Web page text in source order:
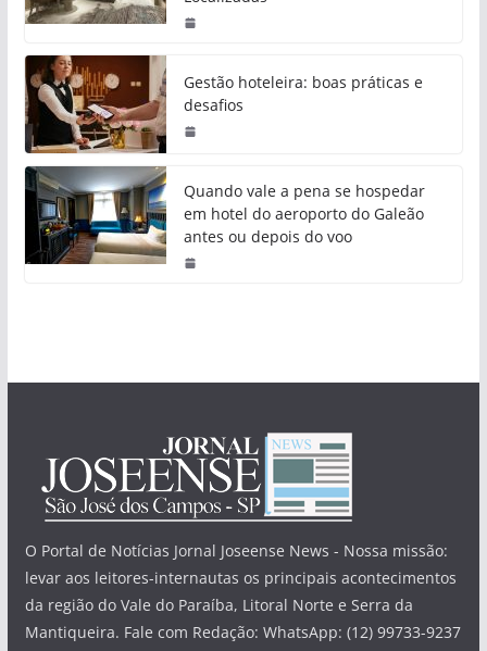
Gestão hoteleira: boas práticas e
desafios
Quando vale a pena se hospedar
em hotel do aeroporto do Galeão
antes ou depois do voo
O Portal de Notícias Jornal Joseense News - Nossa missão:
levar aos leitores-internautas os principais acontecimentos
da região do Vale do Paraíba, Litoral Norte e Serra da
Mantiqueira. Fale com Redação: WhatsApp: (12) 99733-9237